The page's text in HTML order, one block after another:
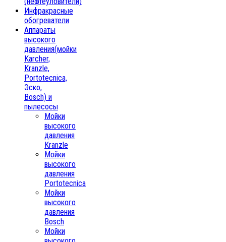
Инфракрасные
обогреватели
Аппараты
высокого
давления(мойки
Karcher,
Kranzle,
Portotecnica,
Эско,
Bosch) и
пылесосы
Мойки
высокого
давления
Kranzle
Мойки
высокого
давления
Portotecnica
Мойки
высокого
давления
Bosch
Мойки